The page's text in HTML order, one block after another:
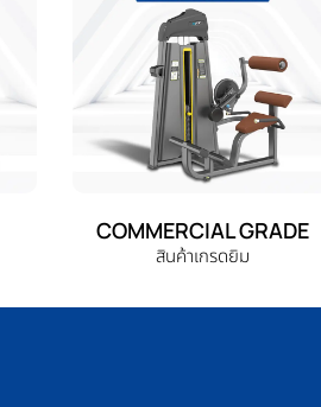
COMMERCIAL GRADE
สินค้าเกรดยิม